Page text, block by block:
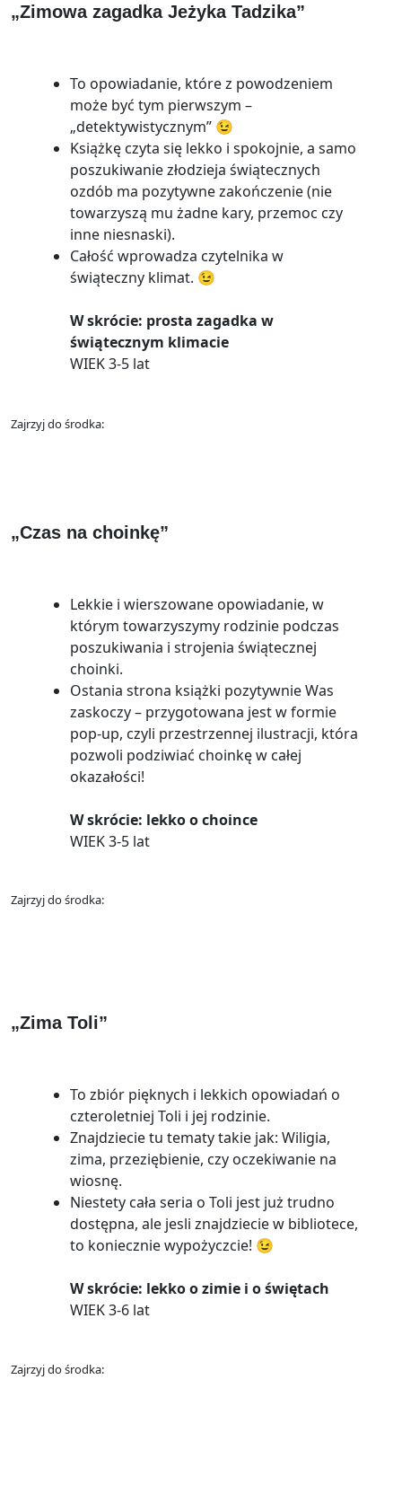
„Zimowa zagadka Jeżyka Tadzika”
To opowiadanie, które z powodzeniem
może być tym pierwszym –
„detektywistycznym” 😉
Książkę czyta się lekko i spokojnie, a samo
poszukiwanie złodzieja świątecznych
ozdób ma pozytywne zakończenie (nie
towarzyszą mu żadne kary, przemoc czy
inne niesnaski).
Całość wprowadza czytelnika w
świąteczny klimat. 😉
W skrócie: prosta zagadka w
świątecznym klimacie
WIEK 3-5 lat
Zajrzyj do środka:
„Czas na choinkę”
Lekkie i wierszowane opowiadanie, w
którym towarzyszymy rodzinie podczas
poszukiwania i strojenia świątecznej
choinki.
Ostania strona książki pozytywnie Was
zaskoczy – przygotowana jest w formie
pop-up, czyli przestrzennej ilustracji, która
pozwoli podziwiać choinkę w całej
okazałości!
W skrócie: lekko o choince
WIEK 3-5 lat
Zajrzyj do środka:
„Zima Toli”
To zbiór pięknych i lekkich opowiadań o
czteroletniej Toli i jej rodzinie.
Znajdziecie tu tematy takie jak: Wiligia,
zima, przeziębienie, czy oczekiwanie na
wiosnę.
Niestety cała seria o Toli jest już trudno
dostępna, ale jesli znajdziecie w bibliotece,
to koniecznie wypożyczcie! 😉
W skrócie: lekko o zimie i o świętach
WIEK 3-6 lat
Zajrzyj do środka: